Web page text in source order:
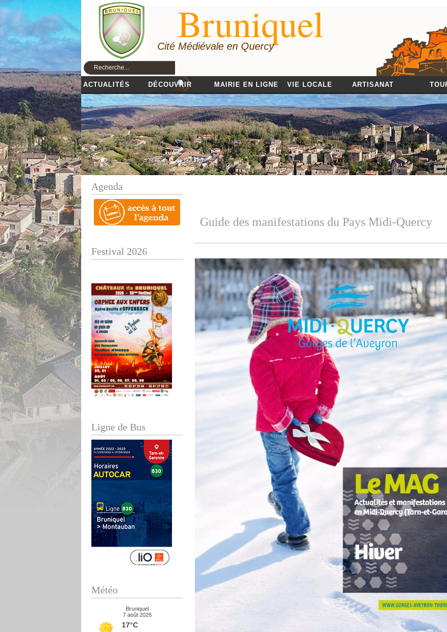
Bruniquel
Cité Médiévale en Quercy
ACTUALITÉS DÉCOUVRIR MAIRIE EN LIGNE VIE LOCALE ARTISANAT
Agenda
Festival 2026
Ligne de Bus
Météo
Bruniquel
7 août 2026
17°C
Guide des manifestations du Pays Midi-Quercy